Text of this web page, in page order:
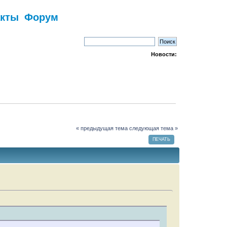
Форум
Новости:
« предыдущая тема следующая тема »
ПЕЧАТЬ